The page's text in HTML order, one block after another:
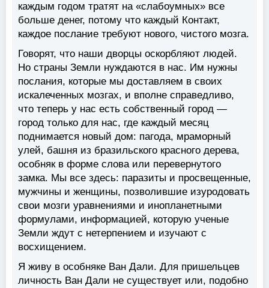
каждым годом тратят на «слабоумных» все
больше денег, потому что каждый Контакт,
каждое послание требуют нового, чистого мозга.
Говорят, что наши дворцы оскорбляют людей.
Но страны Земли нуждаются в нас. Им нужны
послания, которые мы доставляем в своих
искалеченных мозгах, и вполне справедливо,
что теперь у нас есть собственный город —
город только для нас, где каждый месяц
поднимается новый дом: пагода, мраморный
улей, башня из бразильского красного дерева,
особняк в форме слова или перевернутого
замка. Мы все здесь: паразиты и просвещенные,
мужчины и женщины, позволившие изуродовать
свои мозги уравнениями и инопланетными
формулами, информацией, которую ученые
Земли ждут с нетерпением и изучают с
восхищением.
Я живу в особняке Ван Дали. Для пришельцев
личность Ван Дали не существует или, подобно